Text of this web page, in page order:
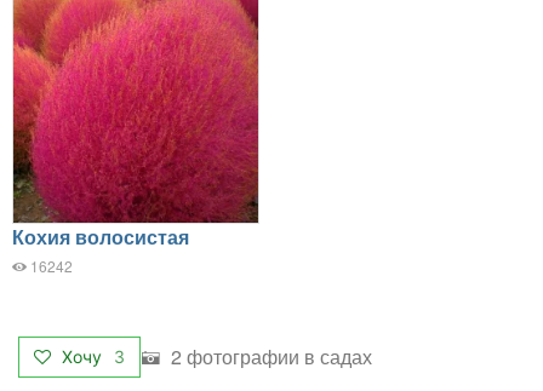
Кохия волосистая
16242
Хочу 3 2 фотографии в садах